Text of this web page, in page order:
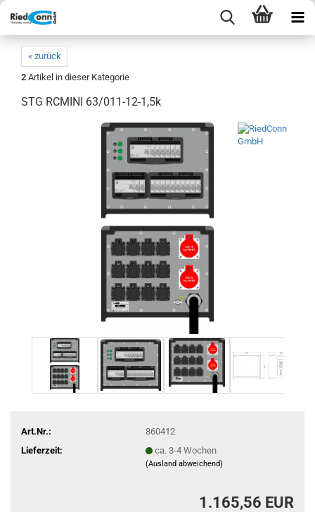
« zurück
2 Artikel in dieser Kategorie
STG RCMINI 63/011-12-1,5k
Art.Nr.:
860412
Lieferzeit:
ca. 3-4 Wochen
(Ausland abweichend)
1.165,56 EUR